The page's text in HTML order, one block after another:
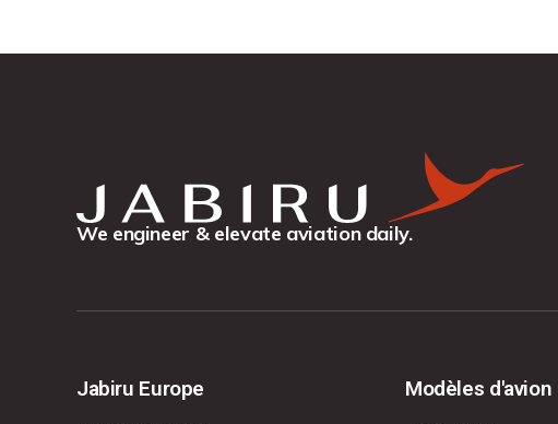
We engineer & elevate aviation daily.
Jabiru Europe Modèles d'avion